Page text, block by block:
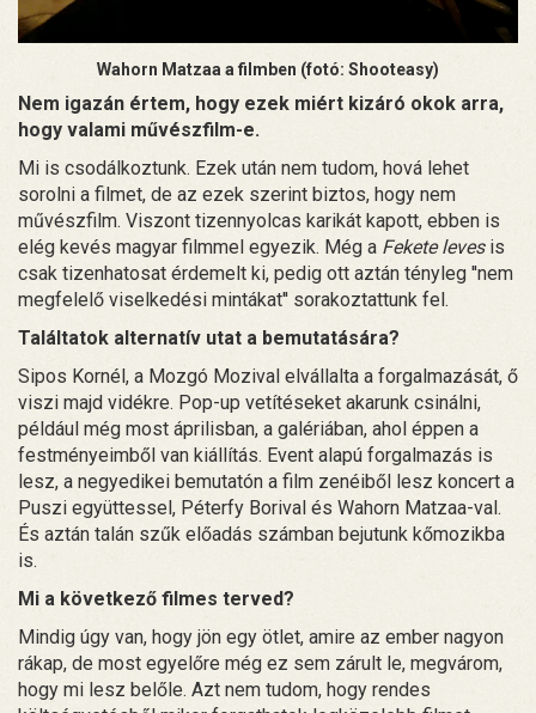
Wahorn Matzaa a filmben (fotó: Shooteasy)
Nem igazán értem, hogy ezek miért kizáró okok arra,
hogy valami művészfilm-e.
Mi is csodálkoztunk. Ezek után nem tudom, hová lehet
sorolni a filmet, de az ezek szerint biztos, hogy nem
művészfilm. Viszont tizennyolcas karikát kapott, ebben is
elég kevés magyar filmmel egyezik. Még a Fekete levesis
csak tizenhatosat érdemelt ki, pedig ott aztán tényleg ''nem
megfelelő viselkedési mintákat'' sorakoztattunk fel.
Találtatok alternatív utat a bemutatására?
Sipos Kornél, a Mozgó Mozival elvállalta a forgalmazását, ő
viszi majd vidékre. Pop-up vetítéseket akarunk csinálni,
például még most áprilisban, a galériában, ahol éppen a
festményeimből van kiállítás. Event alapú forgalmazás is
lesz, a negyedikei bemutatón a film zenéiből lesz koncert a
Puszi együttessel, Péterfy Borival és Wahorn Matzaa-val.
És aztán talán szűk előadás számban bejutunk kőmozikba
is.
Mi a következő filmes terved?
Mindig úgy van, hogy jön egy ötlet, amire az ember nagyon
rákap, de most egyelőre még ez sem zárult le, megvárom,
hogy mi lesz belőle. Azt nem tudom, hogy rendes